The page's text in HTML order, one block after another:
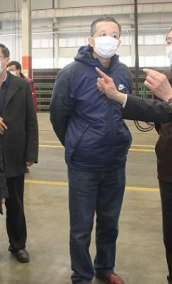
世界的安凯
信息公开
联系我们